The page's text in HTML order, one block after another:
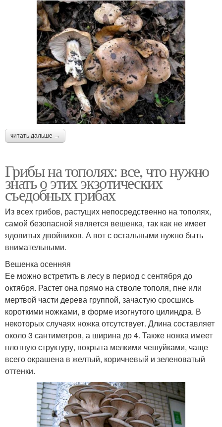
читать дальше →
Грибы на тополях: все, что нужно
знать о этих экзотических
съедобных грибах
Из всех грибов, растущих непосредственно на тополях,
самой безопасной является вешенка, так как не имеет
ядовитых двойников. А вот с остальными нужно быть
внимательными.
Вешенка осенняя
Ее можно встретить в лесу в период с сентября до
октября. Растет она прямо на стволе тополя, пне или
мертвой части дерева группой, зачастую сросшись
короткими ножками, в форме изогнутого цилиндра. В
некоторых случаях ножка отсутствует. Длина составляет
около 3 сантиметров, а ширина до 4. Также ножка имеет
плотную структуру, покрыта мелкими чешуйками, чаще
всего окрашена в желтый, коричневый и зеленоватый
оттенки.